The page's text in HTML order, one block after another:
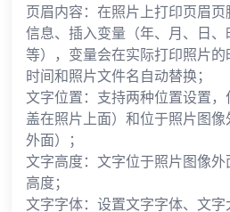
页眉内容：在照片上打印页眉
信息、插入变量（年、月、日
等），变量会在实际打印照片
时间和照片文件名自动替换；
文字位置：支持两种位置设置
盖在照片上面）和位于照片图
外面）；
文字高度：文字位于照片图像
高度；
文字字体：设置文字字体、文